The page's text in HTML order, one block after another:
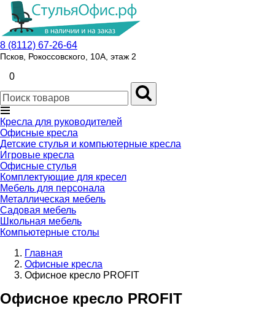
8 (8112) 67-26-64
Псков, Рокоссовского, 10А, этаж 2
0
Кресла для руководителей
Офисные кресла
Детские стулья и компьютерные кресла
Игровые кресла
Офисные стулья
Комплектующие для кресел
Мебель для персонала
Металлическая мебель
Садовая мебель
Школьная мебель
Компьютерные столы
Главная
Офисные кресла
Офисное кресло PROFIТ
Офисное кресло PROFIТ